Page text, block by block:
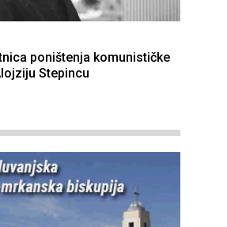
poništenja komunističke
Stepincu